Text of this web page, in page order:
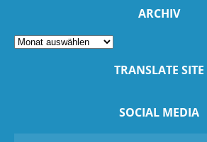
ARCHIV
TRANSLATE SITE
SOCIAL MEDIA